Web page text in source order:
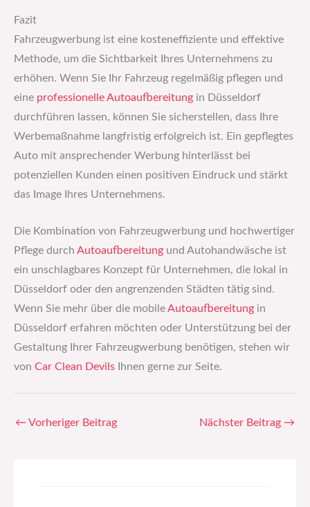
Fazit
Fahrzeugwerbung ist eine kosteneffiziente und effektive
Methode, um die Sichtbarkeit Ihres Unternehmens zu
erhöhen. Wenn Sie Ihr Fahrzeug regelmäßig pflegen und
eine professionelle Autoaufbereitung in Düsseldorf
durchführen lassen, können Sie sicherstellen, dass Ihre
Werbemaßnahme langfristig erfolgreich ist. Ein gepflegtes
Auto mit ansprechender Werbung hinterlässt bei
potenziellen Kunden einen positiven Eindruck und stärkt
das Image Ihres Unternehmens.
Die Kombination von Fahrzeugwerbung und hochwertiger
Pflege durch Autoaufbereitung und Autohandwäsche ist
ein unschlagbares Konzept für Unternehmen, die lokal in
Düsseldorf oder den angrenzenden Städten tätig sind.
Wenn Sie mehr über die mobile Autoaufbereitung in
Düsseldorf erfahren möchten oder Unterstützung bei der
Gestaltung Ihrer Fahrzeugwerbung benötigen, stehen wir
von Car Clean Devils Ihnen gerne zur Seite.
← Vorheriger Beitrag Nächster Beitrag →